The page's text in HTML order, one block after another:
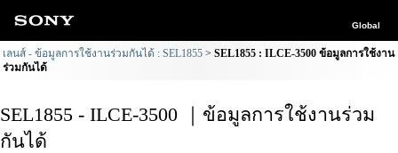
Global
เลนส์ - ข้อมูลการใช้งานร่วมกันได้ : SEL1855
SEL1855 : ILCE-3500 ข้อมูลการใช้งาน
ร่วมกันได้
SEL1855 - ILCE-3500 ｜ข้อมูลการใช้งานร่วม
กันได้